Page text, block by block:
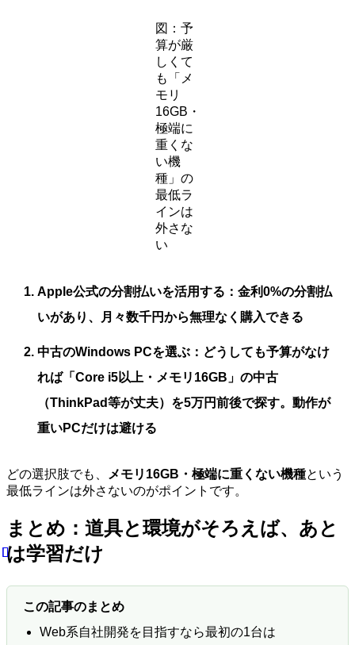
図：予
算が厳
しくて
も「メ
モリ
16GB・
極端に
重くな
い機
種」の
最低ラ
インは
外さな
い
Apple公式の分割払いを活用する ：金利0%の分割払
いがあり、月々数千円から無理なく購入できる
中古のWindows PCを選ぶ：どうしても予算がなけ
れば「Core i5以上・メモリ16GB」の中古
（ThinkPad等が丈夫）を5万円前後で探す。動作が
重いPCだけは避ける
どの選択肢でも、 メモリ16GB・極端に重くない機種という
最低ラインは外さないのがポイントです。
まとめ：道具と環境がそろえば、あと
は学習だけ
この記事のまとめ
Web系自社開発を目指すなら最初の1台は